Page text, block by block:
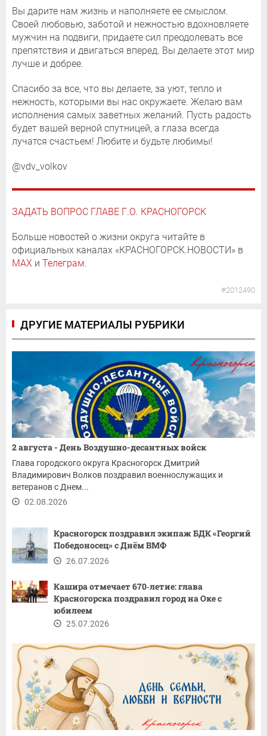
Вы дарите нам жизнь и наполняете ее смыслом.
Своей любовью, заботой и нежностью вдохновляете
мужчин на подвиги, придаете сил преодолевать все
препятствия и двигаться вперед. Вы делаете этот мир
лучше и добрее.
Спасибо за все, что вы делаете, за уют, тепло и
нежность, которыми вы нас окружаете. Желаю вам
исполнения самых заветных желаний. Пусть радость
будет вашей верной спутницей, а глаза всегда
лучатся счастьем! Любите и будьте любимы!
@vdv_volkov
ЗАДАТЬ ВОПРОС ГЛАВЕ Г.О. КРАСНОГОРСК
Больше новостей о жизни округа читайте в
официальных каналах «КРАСНОГОРСК.НОВОСТИ» в
MAX и Телеграм.
#2012490
ДРУГИЕ МАТЕРИАЛЫ РУБРИКИ
2 августа - День Воздушно-десантных войск
Глава городского округа Красногорск Дмитрий
Владимирович Волков поздравил военнослужащих и
ветеранов с Днем...
02.08.2026
Красногорск поздравил экипаж БДК «Георгий
Победоносец» с Днём ВМФ
26.07.2026
Кашира отмечает 670‑летие: глава
Красногорска поздравил город на Оке с
юбилеем
25.07.2026